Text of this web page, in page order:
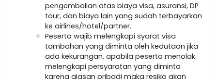
pengembalian atas biaya visa, asuransi, DP
tour, dan biaya lain yang sudah terbayarkan
ke airlines/hotel/partner.
Peserta wajib melengkapi syarat visa
tambahan yang diminta oleh kedutaan jika
ada kekurangan, apabila peserta menolak
melengkapi persyaratan yang diminta
karena alasan pribadi maka resiko akan